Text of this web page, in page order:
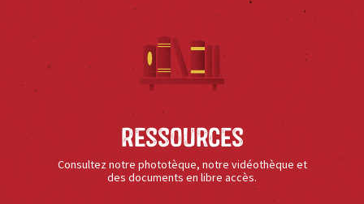
Ressources
Consultez notre phototèque, notre vidéothèque et
des documents en libre accès.